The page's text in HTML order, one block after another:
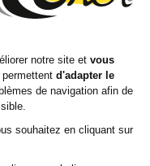
Brother,
et même les
cjp p
3 niveaux